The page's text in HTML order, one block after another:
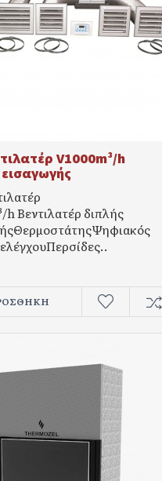
V1000m³/h
h Βεντιλατέρ διπλής